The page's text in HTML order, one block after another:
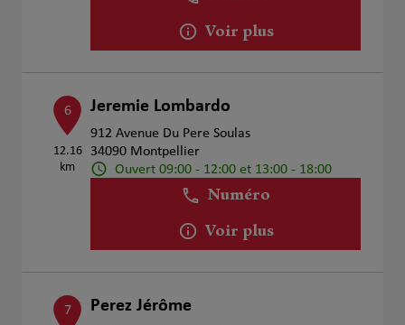
Voir plus
6
12.16
km
Jeremie Lombardo
912 Avenue Du Pere Soulas
34090 Montpellier
Ouvert 09:00 - 12:00 et 13:00 - 18:00
Numéro
Voir plus
7 Perez Jérôme